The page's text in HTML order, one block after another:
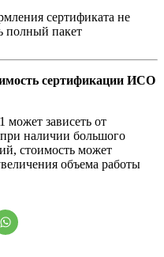
сертификата не
полный пакет
сертификации ИСО
зависеть от
наличии большого
стоимость может
объема работы